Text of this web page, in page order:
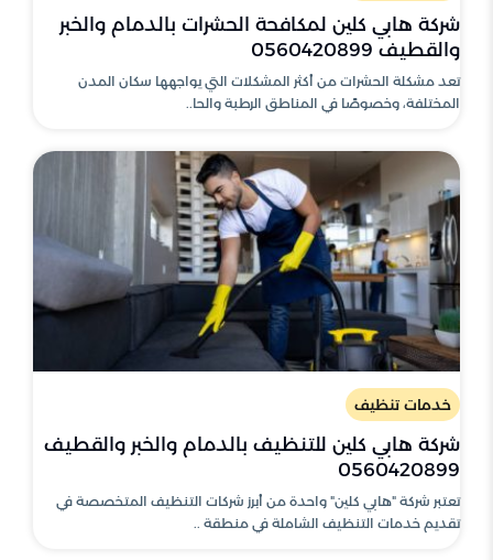
شركة هابي كلين لمكافحة الحشرات بالدمام والخبر
والقطيف 0560420899
تعد مشكلة الحشرات من أكثر المشكلات التي يواجهها سكان المدن
المختلفة، وخصوصًا في المناطق الرطبة والحا..
خدمات تنظيف
شركة هابي كلين للتنظيف بالدمام والخبر والقطيف
0560420899
تعتبر شركة "هابي كلين" واحدة من أبرز شركات التنظيف المتخصصة في
تقديم خدمات التنظيف الشاملة في منطقة ..